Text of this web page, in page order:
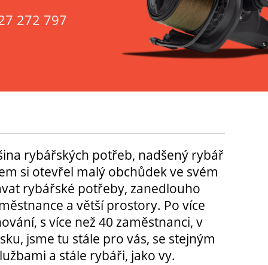
272 797
rybářských potřeb, nadšený rybář
si otevřel malý obchůdek ve svém
rybářské potřeby, zanedlouho
a větší prostory. Po více
s více než 40 zaměstnanci, v
jsme tu stále pro vás, se stejným
a stále rybáři, jako vy.